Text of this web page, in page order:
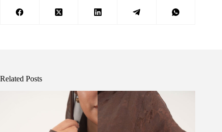
Related Posts